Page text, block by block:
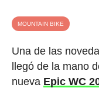
MOUNTAIN BIKE
Una de las
llegó de la mano
nueva Epic WC